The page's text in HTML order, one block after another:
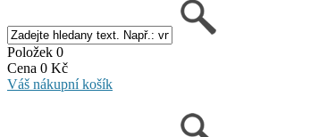
Položek 0
Cena 0 Kč
Váš nákupní košík